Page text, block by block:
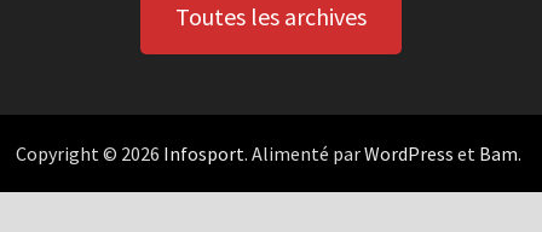
Toutes les archives
Copyright © 2026 Infosport. Alimenté parWordPress et Bam.